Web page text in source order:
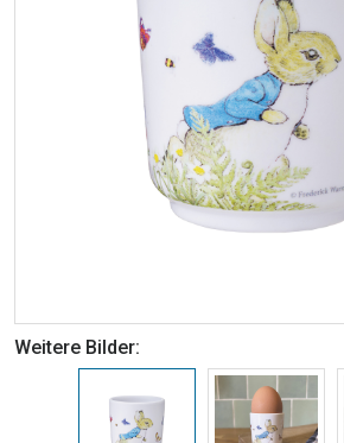
Weitere Bilder: